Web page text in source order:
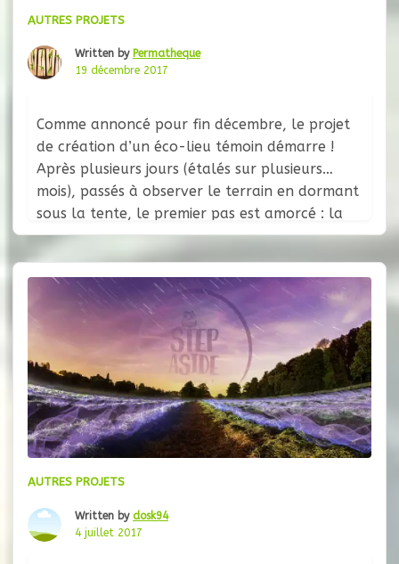
AUTRES PROJETS
Written by Permatheque
19 décembre 2017
Comme annoncé pour fin décembre, le projet
de création d’un éco-lieu témoin démarre !
Après plusieurs jours (étalés sur plusieurs
mois), passés à observer le terrain en dormant
sous la tente, le premier pas est amorcé : la
construction d’une cabane pour héberger les
porteurs du projet, futurs volontaires et
autres personnes de passage dans
AUTRES PROJETS
Written by dosk94
4 juillet 2017